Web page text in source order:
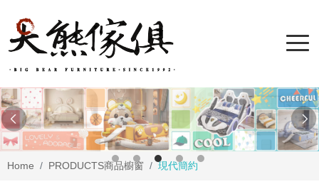
Home PRODUCTS商品櫥窗 現代簡約